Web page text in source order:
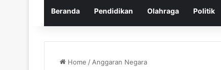
Beranda Pendidikan Olahraga Politik
Home / Anggaran Negara